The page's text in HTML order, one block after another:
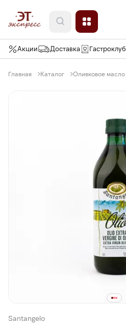
Акции Доставка Гастроклуб
Главная Каталог Оливковое масло
Santangelo